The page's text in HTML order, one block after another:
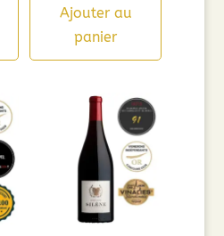
initial
était :
actuel
est :
Ajouter au
panier